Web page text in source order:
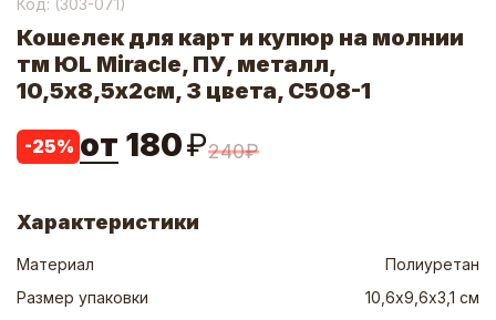
Код: (303-071)
Кошелек для карт и купюр на молнии
тм ЮL Miracle, ПУ, металл,
10,5х8,5х2см, 3 цвета, С508-1
-25% от 180₽240₽
Характеристики
Материал
Полиуретан
Размер упаковки
10,6х9,6х3,1 см